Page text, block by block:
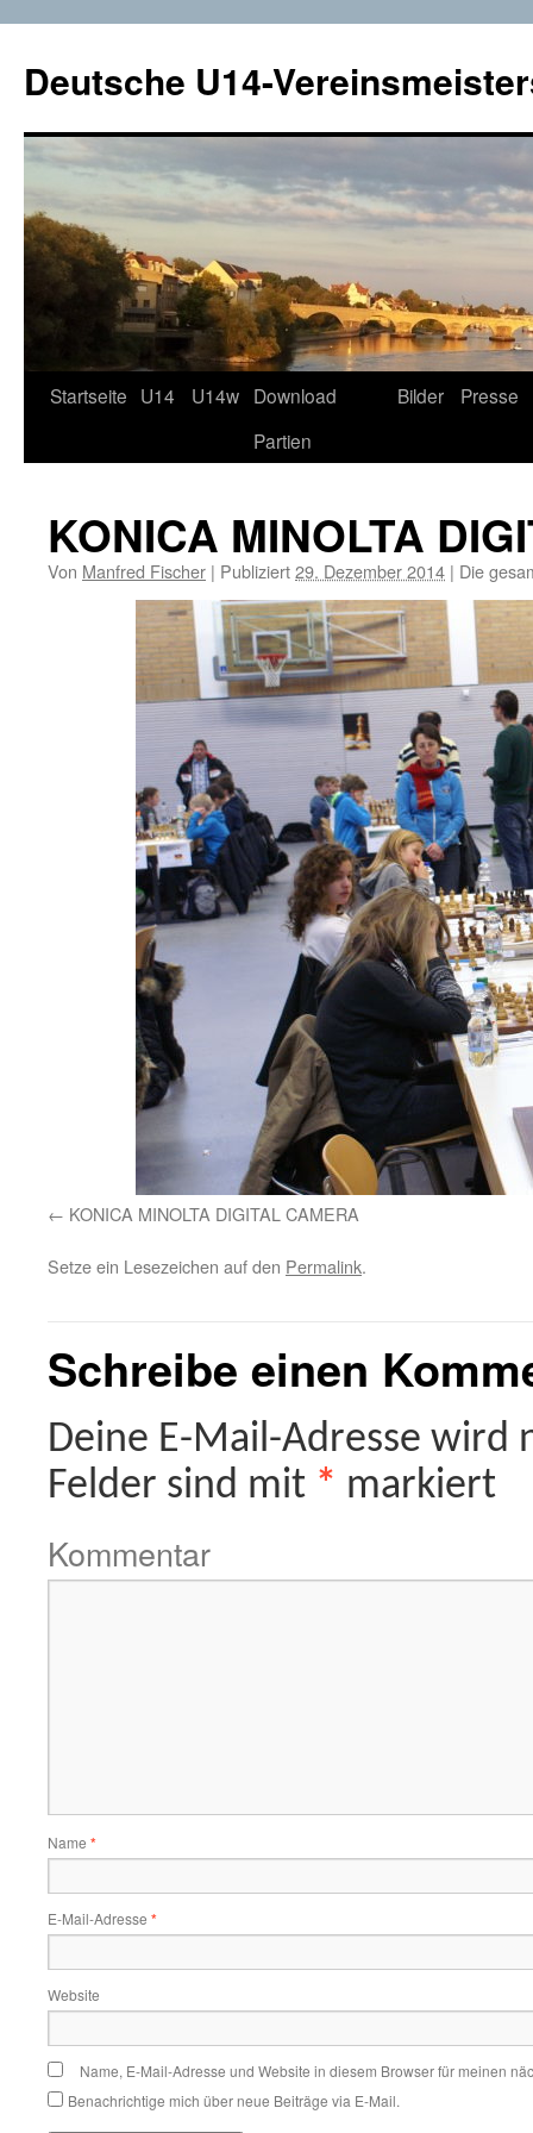
Deutsche U14-
Zum
Startseite U14 U14w Download
Partien
Bilder Presse
KONICA MINOLTA
Von Manfred Fischer | Publiziert29. Dezember 2014 | Die
KONICA MINOLTA DIGITAL CAMERA
Setze ein Lesezeichen auf den Permalink.
Schreibe einen
Deine E-Mail-Adresse
Felder sind mit * markiert
Kommentar
Name *
E-Mail-Adresse *
Website
Name, E-Mail-Adresse und Website in diesem Browser für meinen
Benachrichtige mich über neue Beiträge via E-Mail.